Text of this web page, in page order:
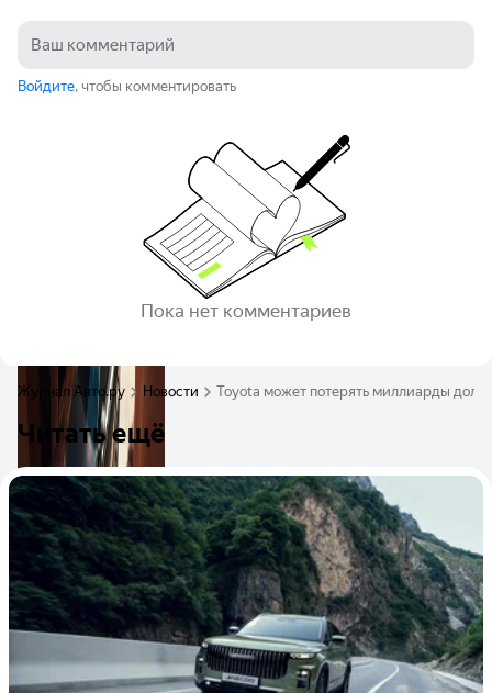
Войдите, чтобы комментировать
Пока нет комментариев
Журнал Авто.ру Новости Toyota может потерять миллиарды
Читать ещё